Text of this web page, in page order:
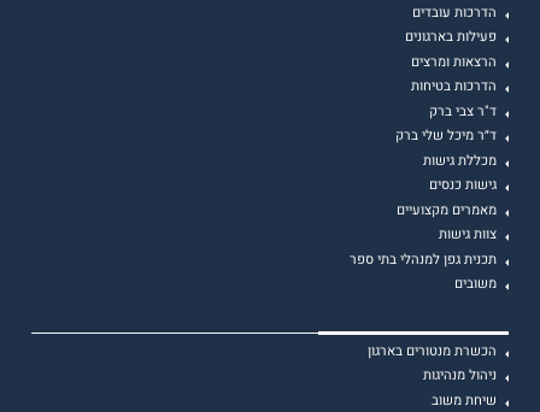
הדרכות עובדים
פעילות בארגונים
הרצאות ומרצים
הדרכות בטיחות
ד"ר צבי ברק
ד״ר מיכל שלי ברק
מכללת גישות
גישות כנסים
מאמרים מקצועיים
צוות גישות
תכנית גפן למנהלי בתי ספר
משובים
הכשרת מנטורים בארגון
ניהול מנהיגות
שיחת משוב